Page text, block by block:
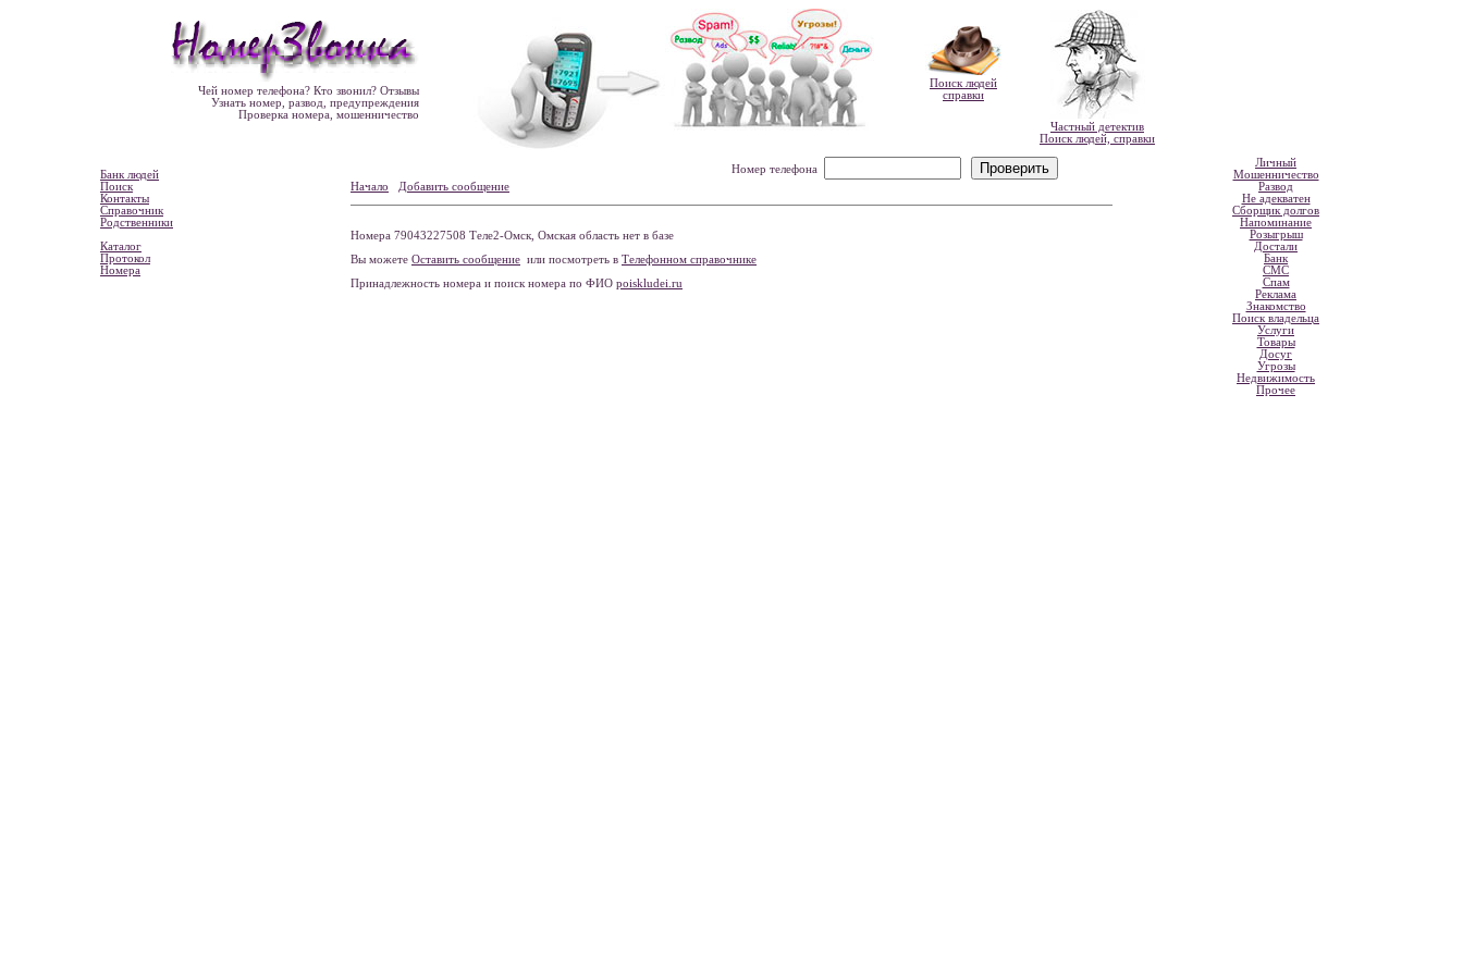
Чей номер телефона? Кто звонил? Отзывы
Узнать номер, развод, предупреждения
Проверка номера, мошенничество
Поиск людей
справки
Частный детектив
Поиск людей, справки
Банк людей
Поиск
Контакты
Справочник
Родственники
Каталог
Протокол
Номера
Номер телефона
Начало
Добавить сообщение
Номера 79043227508 Теле2-Омск, Омская область нет в базе
Вы можете Оставить сообщение или посмотреть в Телефонном справочнике
Принадлежность номера и поиск номера по ФИО poiskludei.ru
Личный
Мошенничество
Развод
Не адекватен
Сборщик долгов
Напоминание
Розыгрыш
Достали
Банк
СМС
Спам
Реклама
Знакомство
Поиск владельца
Услуги
Товары
Досуг
Угрозы
Недвижимость
Прочее